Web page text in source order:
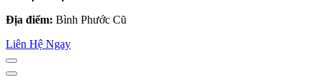
Địa điểm: Bình Phước Cũ
Liên Hệ Ngay